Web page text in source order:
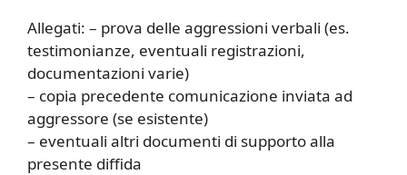
Allegati: – prova delle aggressioni verbali (es.
testimonianze, eventuali registrazioni,
documentazioni varie)
– copia precedente comunicazione inviata ad
aggressore (se esistente)
– eventuali altri documenti di supporto alla
presente diffida